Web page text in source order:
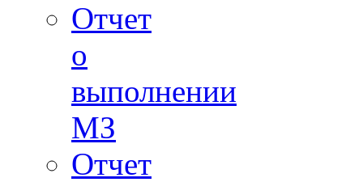
Отчет
о
выполнении
МЗ
Отчет